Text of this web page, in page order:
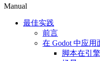
Manual
最佳实践
前言
在 Godot 中应用
脚本在引